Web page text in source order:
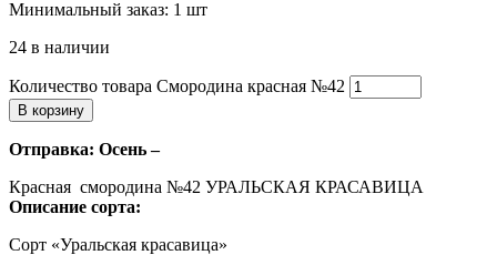
Минимальный заказ: 1 шт
24 в наличии
Количество товара Смородина красная №42
В корзину
Отправка: Осень –
Красная смородина №42 УРАЛЬСКАЯ КРАСАВИЦА
Описание сорта:
Сорт «Уральская красавица»